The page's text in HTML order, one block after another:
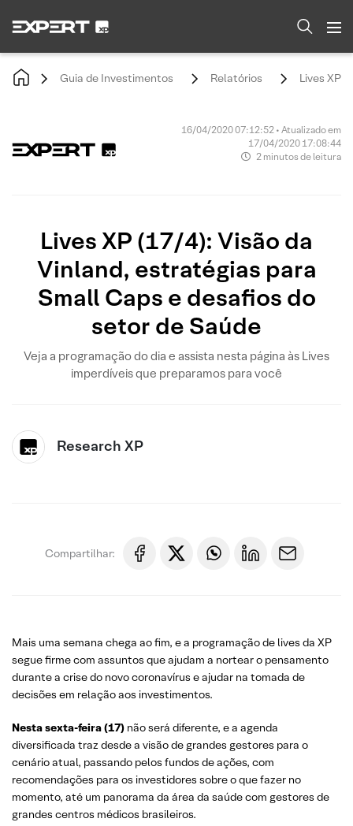
Guia de Investimentos Relatórios Lives XP
16/04/2020 07:12:52 • Atualizado em
17/04/2020 17:08:44
2 minutos de leitura
Lives XP (17/4): Visão da
Vinland, estratégias para
Small Caps e desafios do
setor de Saúde
Veja a programação do dia e assista nesta página às Lives
imperdíveis que preparamos para você
Research XP
Compartilhar:
Mais uma semana chega ao fim, e a programação de lives da XP
segue firme com assuntos que ajudam a nortear o pensamento
durante a crise do novo coronavírus e ajudar na tomada de
decisões em relação aos investimentos.
Nesta sexta-feira (17) não será diferente, e a agenda
diversificada traz desde a visão de grandes gestores para o
cenário atual, passando pelos fundos de ações, com
recomendações para os investidores sobre o que fazer no
momento, até um panorama da área da saúde com gestores de
grandes centros médicos brasileiros.